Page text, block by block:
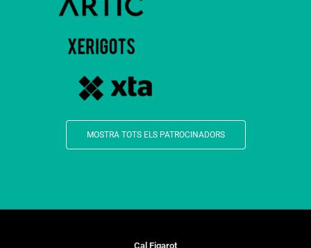
MOSTRA TOTS ELS PATROCINADORS
Cal Figarot